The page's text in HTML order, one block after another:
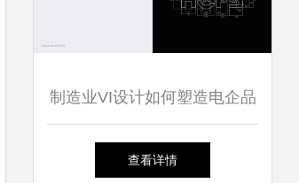
制造业VI设计如何塑造电企品
牌竞争力？以电梯产业为例
查看详情